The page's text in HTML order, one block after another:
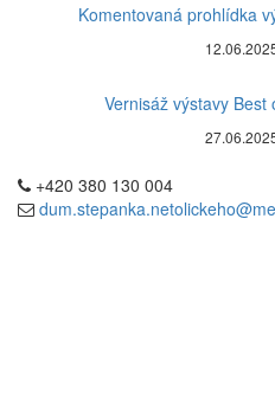
Komentovaná prohlídka
Vernisáž výstavy Best
+420 380 130 004